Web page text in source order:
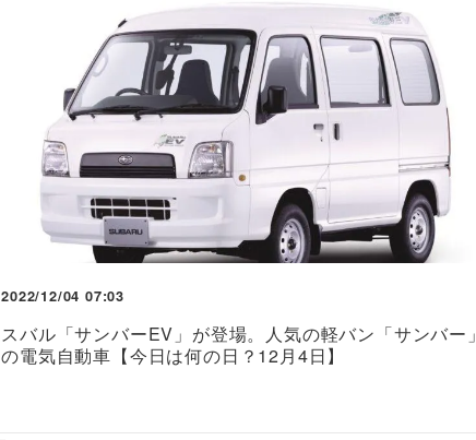
2022/12/04 07:03
スバル「サンバーEV」が登場。人気の軽バン「サンバー」
の電気自動車【今日は何の日？12月4日】